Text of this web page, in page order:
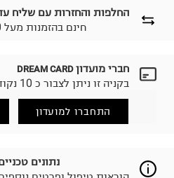
החלפות והחזרות עם שליח
₪ חינם בהזמנות מעל 500
לבחירת בשיטת המשלוח
הזמנתם והתחרטתם?
(במקום ב-19.9 ₪) לזמן מוגבל! חינם בהזמנות מעל 500 ₪.
למידע נא ללחוץ כאן
.
חברי מועדון DREAM CARD
בקניה זו ניתן לצבור כ 10 נקודות
התחברו למועדון
נתונים